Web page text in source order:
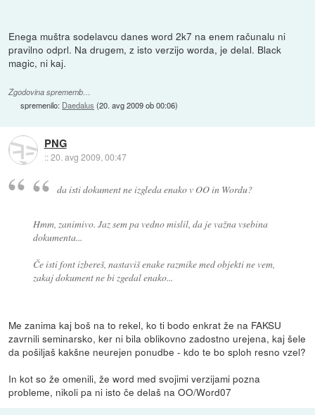
Enega muštra sodelavcu danes word 2k7 na enem računalu ni
pravilno odprl. Na drugem, z isto verzijo worda, je delal. Black
magic, ni kaj.
Zgodovina sprememb…
spremenilo: Daedalus (20. avg 2009 ob 00:06)
PNG
::20. avg 2009, 00:47
da isti dokument ne izgleda enako v OO in Wordu?
Hmm, zanimivo. Jaz sem pa vedno mislil, da je važna vsebina
dokumenta...
Če isti font izbereš, nastaviš enake razmike med objekti ne vem,
zakaj dokument ne bi zgedal enako...
Me zanima kaj boš na to rekel, ko ti bodo enkrat že na FAKSU
zavrnili seminarsko, ker ni bila oblikovno zadostno urejena, kaj šele
da pošiljaš kakšne neurejen ponudbe - kdo te bo sploh resno vzel?
In kot so že omenili, že word med svojimi verzijami pozna
probleme, nikoli pa ni isto če delaš na OO/Word07